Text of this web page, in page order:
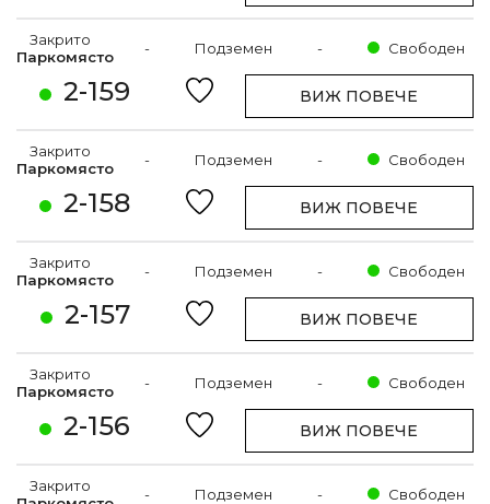
2-159
Закрито
Паркомясто
- Подземен - Свободен
ВИЖ ПОВЕЧЕ
2-158
Закрито
Паркомясто
- Подземен - Свободен
ВИЖ ПОВЕЧЕ
2-157
Закрито
Паркомясто
- Подземен - Свободен
ВИЖ ПОВЕЧЕ
2-156
Закрито
Паркомясто
- Подземен - Свободен
ВИЖ ПОВЕЧЕ
Закрито
- Подземен - Свободен